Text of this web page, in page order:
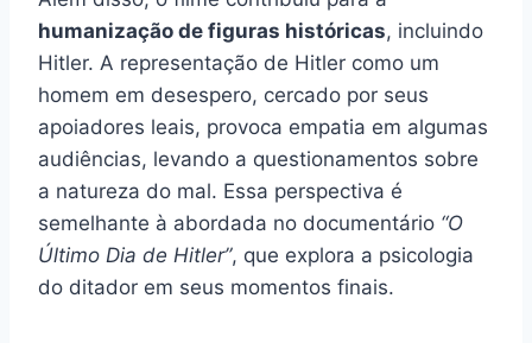
humanização de figuras históricas, incluindo
Hitler. A representação de Hitler como um
homem em desespero, cercado por seus
apoiadores leais, provoca empatia em algumas
audiências, levando a questionamentos sobre
a natureza do mal. Essa perspectiva é
semelhante à abordada no documentário “O
Último Dia de Hitler”, que explora a psicologia
do ditador em seus momentos finais.